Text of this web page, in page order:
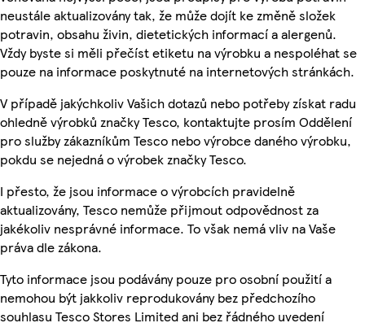
neustále aktualizovány tak, že může dojít ke změně složek
potravin, obsahu živin, dietetických informací a alergenů.
Vždy byste si měli přečíst etiketu na výrobku a nespoléhat se
pouze na informace poskytnuté na internetových stránkách.
V případě jakýchkoliv Vašich dotazů nebo potřeby získat radu
ohledně výrobků značky Tesco, kontaktujte prosím Oddělení
pro služby zákazníkům Tesco nebo výrobce daného výrobku,
pokdu se nejedná o výrobek značky Tesco.
I přesto, že jsou informace o výrobcích pravidelně
aktualizovány, Tesco nemůže přijmout odpovědnost za
jakékoliv nesprávné informace. To však nemá vliv na Vaše
práva dle zákona.
Tyto informace jsou podávány pouze pro osobní použití a
nemohou být jakkoliv reprodukovány bez předchozího
souhlasu Tesco Stores Limited ani bez řádného uvedení